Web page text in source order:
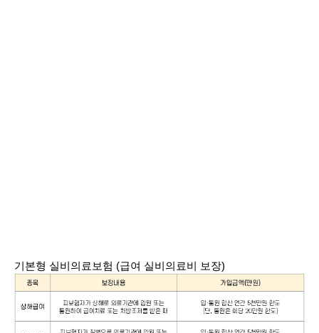
기본형 실비의료보험 (급여 실비의료비 보장)